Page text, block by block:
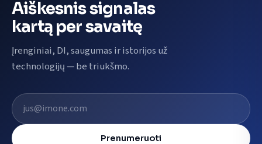
Aiškesnis signalas
kartą per savaitę
Įrenginiai, DI, saugumas ir istorijos už
technologijų — be triukšmo.
El. pašto adresas
Prenumeruoti